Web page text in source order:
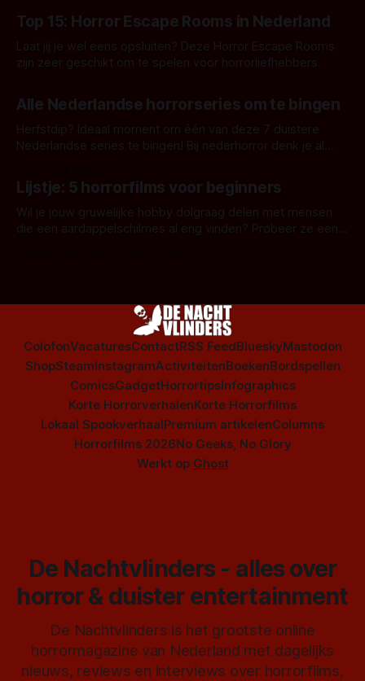
Top 15: Horror Escape Rooms in Nederland
Laat jij je wel eens opsluiten? Deze Horror Escape Rooms
zijn zeer geschikt om te spelen voor horrorliefhebbers.
Alle Nederlandse horrorseries om te bingen
Herfstdip? Ideaal moment om één van deze 7 duistere
Nederlandse series te bingen! Bij nederhorror denk je al
Amsterdamned of The Johnsons. Maar Nederlandse horror
is niet beperkt tot films. Hier een aantal Nederlandse tv-
series uit het duistere of horrorgenre. Als
Lijstje: 5 horrorfilms voor beginners
Wil je jouw gruwelijke hobby dolgraag delen met mensen
die een aardappelschilmes al eng vinden? Probeer ze eens
ColofonVacaturesContactRSS FeedBlueskyMastodon
ShopSteamInstagramActiviteitenBoekenBordspellen
ComicsGadgetHorrortipsInfographics
Korte HorrorverhalenKorte Horrorfilms
Lokaal SpookverhaalPremium artikelenColumns
Horrorfilms 2026No Geeks, No Glory
Werkt op Ghost
De Nachtvlinders - alles over
horror & duister entertainment
De Nachtvlinders is het grootste online
horrormagazine van Nederland met dagelijks
nieuws, reviews en interviews over horrorfilms,